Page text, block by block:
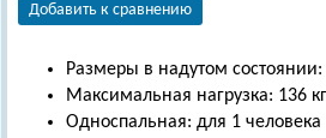
Добавить к сравнению
Размеры в надутом состоянии:
Максимальная нагрузка: 136
Односпальная: для 1 человека